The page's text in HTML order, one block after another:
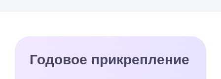
Годовое прикрепление